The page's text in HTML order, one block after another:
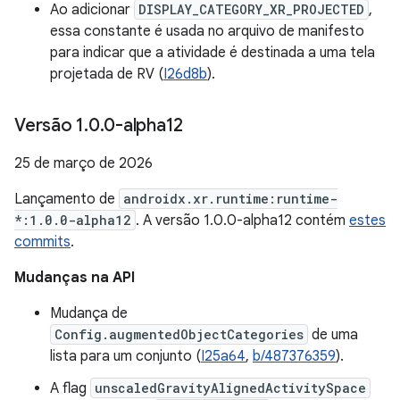
Ao adicionar DISPLAY_CATEGORY_XR_PROJECTED ,
essa constante é usada no arquivo de manifesto
para indicar que a atividade é destinada a uma tela
projetada de RV (I26d8b).
Versão 1.0.0-alpha12
25 de março de 2026
Lançamento de androidx.xr.runtime:runtime-
*:1.0.0-alpha12 . A versão 1.0.0-alpha12 contém estes
commits.
Mudanças na API
Mudança de
Config.augmentedObjectCategories de uma
lista para um conjunto (I25a64, b/487376359).
A flag unscaledGravityAlignedActivitySpace